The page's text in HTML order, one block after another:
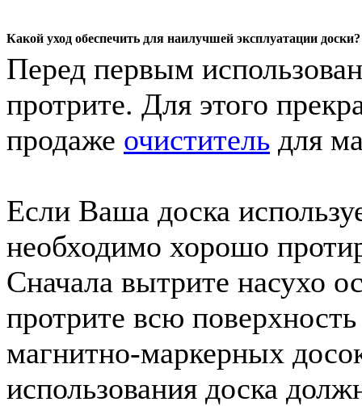
Какой уход обеспечить для наилучшей эксплуатации доски?
Перед первым
протрите. Для этого
продаже очиститель для
Если Ваша доска
необходимо хорошо
Сначала вытрите насухо
протрите всю
магнитно-маркерных
использования доска